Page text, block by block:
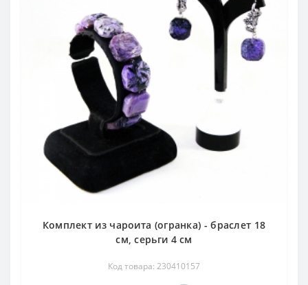
Комплект из чароита (огранка) - браслет 18
см, серьги 4 см
Код товара: 230410157